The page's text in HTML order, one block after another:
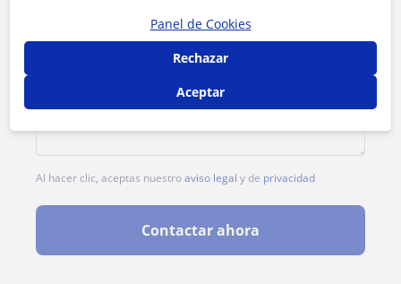
Al hacer clic, aceptas nuestroaviso legal y de privacidad
Contactar ahora
Panel de Cookies
Rechazar
Aceptar